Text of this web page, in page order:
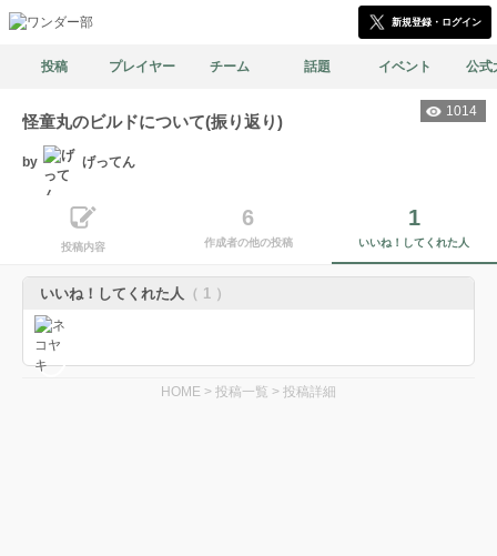
新規登録・ログイン
投稿 プレイヤー チーム 話題 イベント 公式
1014
怪童丸のビルドについて(振り返り)
by げってん
投稿内容
6
作成者の他の投稿
1
いいね！してくれた人
いいね！してくれた人 （ 1 ）
HOME > 投稿一覧 > 投稿詳細